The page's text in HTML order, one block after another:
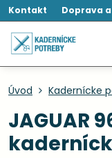
Kontakt Doprava
Úvod Kadernícke
JAGUAR